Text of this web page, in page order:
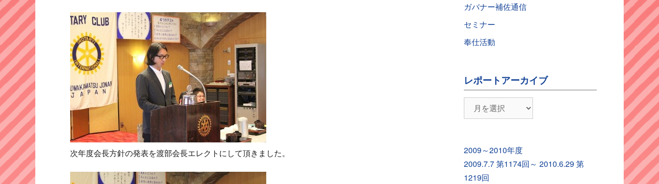
次年度会長方針の発表を渡部会長エレクトにして頂きました。
ガバナー補佐通信
セミナー
奉仕活動
レポートアーカイブ
ポ
2009～2010年度
2009.7.7 第1174回～ 2010.6.29 第
1219回